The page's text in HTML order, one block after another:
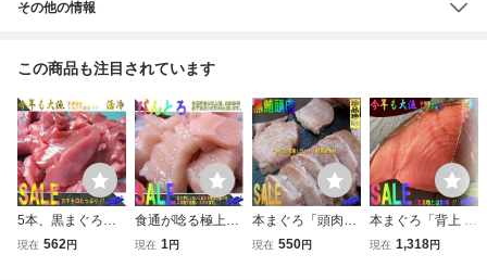
その他の情報
この商品も注目されています
5本、黒まぐろ
「切り落とし500
現在 562円
食通が唸る極上ま
ぐろ「ビントロ50
現在 1円
本まぐろ「頭肉50
0g」レア物!!-超希
現在 550円
本まぐろ「背上 1.
3kg」背トロたっ
現在 1,318円